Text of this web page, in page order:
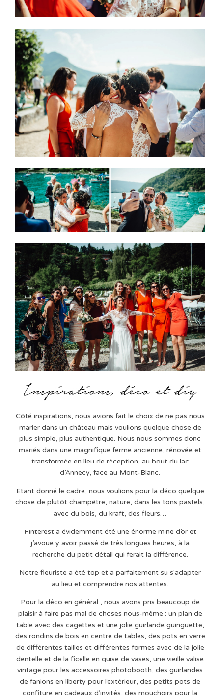
Côté inspirations, nous avions fait le choix de ne pas nous
marier dans un château mais voulions quelque chose de
plus simple, plus authentique. Nous nous sommes donc
mariés dans une magnifique ferme ancienne, rénovée et
transformée en lieu de réception, au bout du lac
d’Annecy, face au Mont-Blanc.
Etant donné le cadre, nous voulions pour la déco quelque
chose de plutôt champêtre, nature, dans les tons pastels,
avec du bois, du kraft, des fleurs…
Pinterest a évidemment été une énorme mine d’or et
j’avoue y avoir passé de très longues heures, à la
recherche du petit détail qui ferait la différence.
Notre fleuriste a été top et a parfaitement su s'adapter
au lieu et comprendre nos attentes.
Pour la déco en général , nous avons pris beaucoup de
plaisir à faire pas mal de choses nous-même : un plan de
table avec des cagettes et une jolie guirlande guinguette,
des rondins de bois en centre de tables, des pots en verre
de différentes tailles et différentes formes avec de la jolie
dentelle et de la ficelle en guise de vases, une vieille valise
vintage pour les accessoires photobooth, des guirlandes
de fanions en liberty pour l’extérieur, des petits pots de
confiture en cadeaux d’invités, des mouchoirs pour la